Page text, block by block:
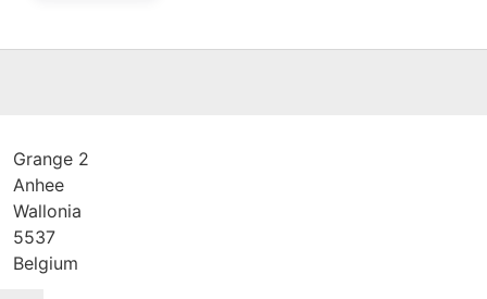
Grange 2
Anhee
Wallonia
5537
Belgium